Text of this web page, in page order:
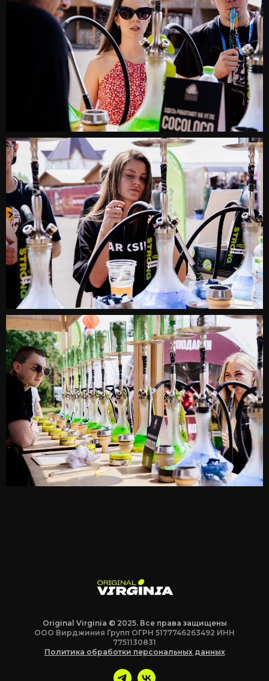
Original Virginia © 2025. Все права защищены
ООО Вирджиния Групп ОГРН 5177746263492 ИНН
7751130831
Политика обработки персональных данных